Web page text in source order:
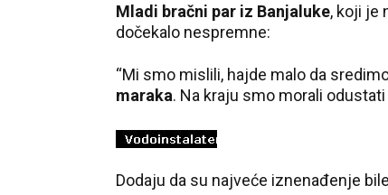
Mladi bračni par iz Banjaluke, koji je
dočekalo nespremne:
“Mi smo mislili, hajde malo da
maraka. Na kraju smo morali
Dodaju da su najveće iznenađenje